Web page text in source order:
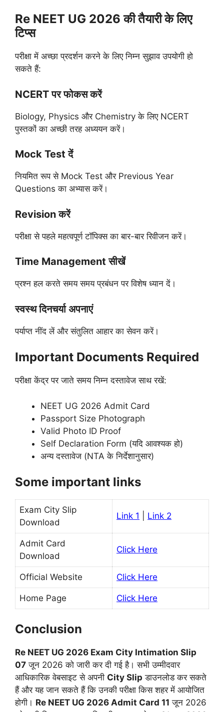
Re NEET UG 2026 की तैयारी के लिए
टिप्स
परीक्षा में अच्छा प्रदर्शन करने के लिए निम्न सुझाव उपयोगी हो
सकते हैं:
NCERT पर फोकस करें
Biology, Physics और Chemistry के लिए NCERT
पुस्तकों का अच्छी तरह अध्ययन करें।
Mock Test दें
नियमित रूप से Mock Test और Previous Year
Questions का अभ्यास करें।
Revision करें
परीक्षा से पहले महत्वपूर्ण टॉपिक्स का बार-बार रिवीजन करें।
Time Management सीखें
प्रश्न हल करते समय समय प्रबंधन पर विशेष ध्यान दें।
स्वस्थ दिनचर्या अपनाएं
पर्याप्त नींद लें और संतुलित आहार का सेवन करें।
Important Documents Required
परीक्षा केंद्र पर जाते समय निम्न दस्तावेज साथ रखें:
NEET UG 2026 Admit Card
Passport Size Photograph
Valid Photo ID Proof
Self Declaration Form (यदि आवश्यक हो)
अन्य दस्तावेज (NTA के निर्देशानुसार)
Some important links
Exam City Slip
Download
Link 1 Link 2
Admit Card
Download
Click Here
Official Website Click Here
Home Page Click Here
Conclusion
Re NEET UG 2026 Exam City Intimation Slip
07 जून 2026 को जारी कर दी गई है। सभी उम्मीदवार
आधिकारिक वेबसाइट से अपनी City Slip डाउनलोड कर सकते
हैं और यह जान सकते हैं कि उनकी परीक्षा किस शहर में आयोजित
होगी। Re NEET UG 2026 Admit Card 11 जून 2026